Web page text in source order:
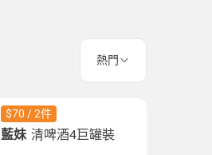
熱門
$70 / 2件
藍妹 清啤酒4巨罐裝